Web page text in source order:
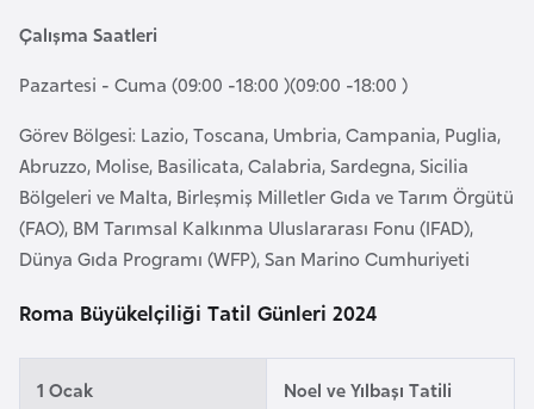
i
Çalışma Saatleri
Pazartesi - Cuma (09:00 -18:00 )(09:00 -18:00 )
Görev Bölgesi: Lazio, Toscana, Umbria, Campania, Puglia,
Abruzzo, Molise, Basilicata, Calabria, Sardegna, Sicilia
Bölgeleri ve Malta, Birleşmiş Milletler Gıda ve Tarım Örgütü
(FAO), BM Tarımsal Kalkınma Uluslararası Fonu (IFAD),
Dünya Gıda Programı (WFP), San Marino Cumhuriyeti
Roma Büyükelçiliği Tatil Günleri 2024
1 Ocak Noel ve Yılbaşı Tatili
A
e
r
b
a
y
a
n